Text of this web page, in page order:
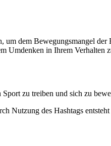
dem Bewegungsmangel
in Ihrem
zu treiben und sich zu
des Hashtags